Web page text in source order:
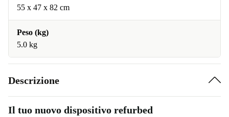
55 x 47 x 82 cm
Peso (kg)
5.0 kg
Descrizione
Il tuo nuovo dispositivo refurbed